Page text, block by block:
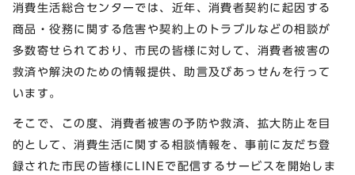
消費生活総合センターでは、近年、消費者契約に起因する
商品・役務に関する危害や契約上のトラブルなどの相談が
多数寄せられており、市民の皆様に対して、消費者被害の
救済や解決のための情報提供、助言及びあっせんを行って
います。
そこで、この度、消費者被害の予防や救済、拡大防止を目
的として、消費生活に関する相談情報を、事前に友だち登
録された市民の皆様にLINEで配信するサービスを開始しま